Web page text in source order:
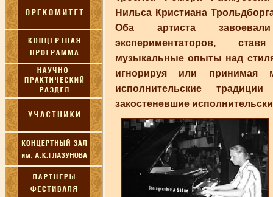
Нильса Кристиана
Оба артиста
экспериментаторов,
музыкальные опыты над
игнорируя или принимая
исполнительские
закостеневшие